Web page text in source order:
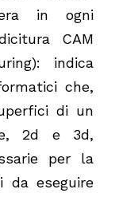
in ogni
CAM
indica
che,
di un
2d e 3d,
per la
da eseguire